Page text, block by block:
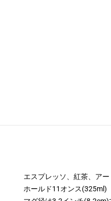
エスプレッソ、紅茶、ア
ホールド11オンス(325ml)